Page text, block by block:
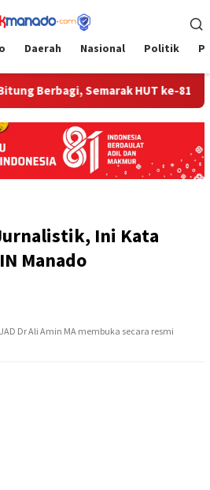
Daerah Nasional Politik
Semarak HUT ke-81 RI dan
Ini Kata
Manado
Dr Ali Amin MA membuka secara resmi